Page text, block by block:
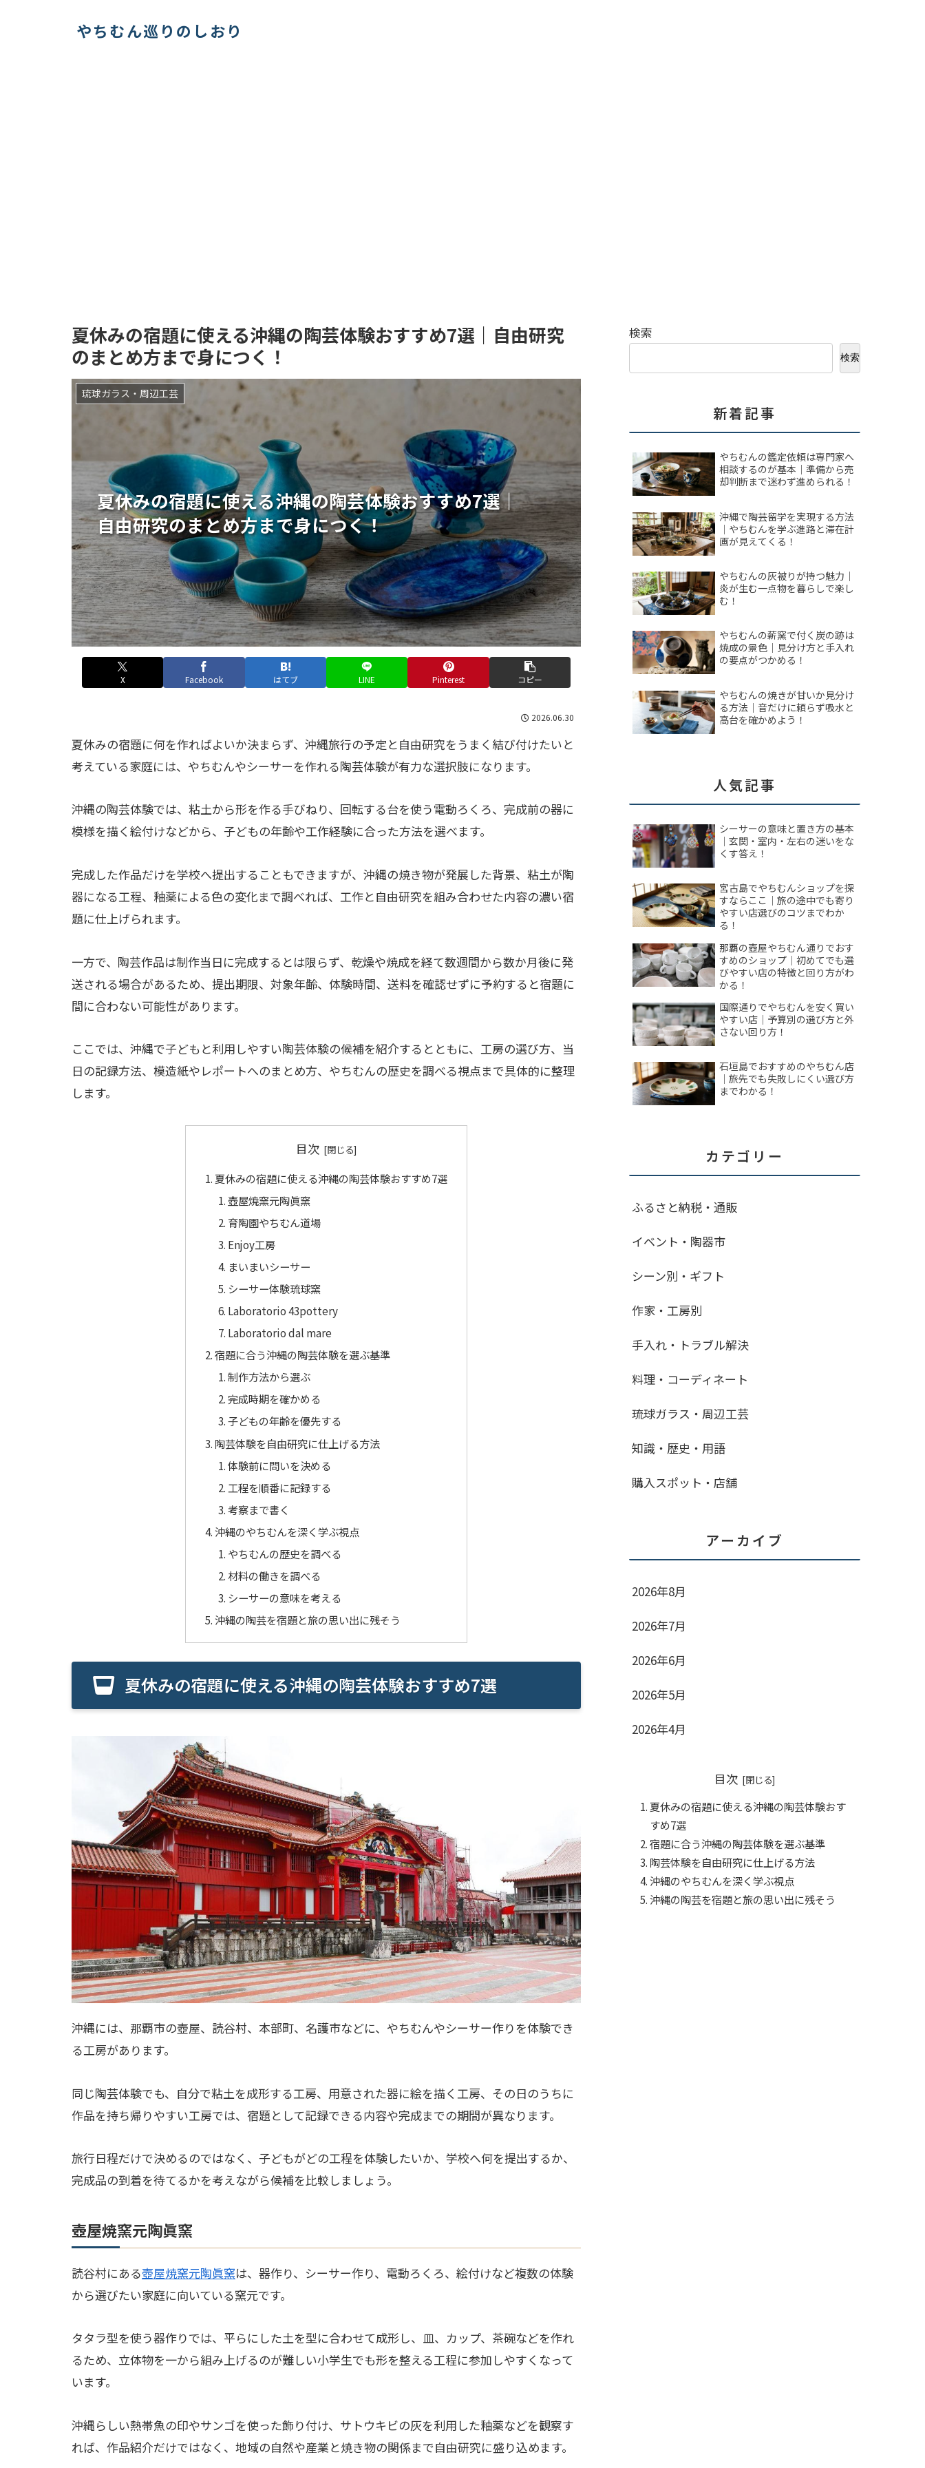
やちむん巡りのしおり
夏休みの宿題に使える沖縄の陶芸体験おすすめ7選｜自由研究
のまとめ方まで身につく！
夏休みの宿題に使える沖縄の陶芸体験おすすめ7選｜
自由研究のまとめ方まで身につく！
琉球ガラス・周辺工芸
X Facebook はてブ LINE Pinterest コピー
2026.06.30
夏休みの宿題に何を作ればよいか決まらず、沖縄旅行の予定と自由研究をうまく結び付けたいと
考えている家庭には、やちむんやシーサーを作れる陶芸体験が有力な選択肢になります。
沖縄の陶芸体験では、粘土から形を作る手びねり、回転する台を使う電動ろくろ、完成前の器に
模様を描く絵付けなどから、子どもの年齢や工作経験に合った方法を選べます。
完成した作品だけを学校へ提出することもできますが、沖縄の焼き物が発展した背景、粘土が陶
器になる工程、釉薬による色の変化まで調べれば、工作と自由研究を組み合わせた内容の濃い宿
題に仕上げられます。
一方で、陶芸作品は制作当日に完成するとは限らず、乾燥や焼成を経て数週間から数か月後に発
送される場合があるため、提出期限、対象年齢、体験時間、送料を確認せずに予約すると宿題に
間に合わない可能性があります。
ここでは、沖縄で子どもと利用しやすい陶芸体験の候補を紹介するとともに、工房の選び方、当
日の記録方法、模造紙やレポートへのまとめ方、やちむんの歴史を調べる視点まで具体的に整理
します。
目次
夏休みの宿題に使える沖縄の陶芸体験おすすめ7選
壺屋焼窯元陶眞窯
育陶園やちむん道場
Enjoy工房
まいまいシーサー
シーサー体験琉球窯
Laboratorio 43pottery
Laboratorio dal mare
宿題に合う沖縄の陶芸体験を選ぶ基準
制作方法から選ぶ
完成時期を確かめる
子どもの年齢を優先する
陶芸体験を自由研究に仕上げる方法
体験前に問いを決める
工程を順番に記録する
考察まで書く
沖縄のやちむんを深く学ぶ視点
やちむんの歴史を調べる
材料の働きを調べる
シーサーの意味を考える
沖縄の陶芸を宿題と旅の思い出に残そう
夏休みの宿題に使える沖縄の陶芸体験おすすめ7選
沖縄には、那覇市の壺屋、読谷村、本部町、名護市などに、やちむんやシーサー作りを体験でき
る工房があります。
同じ陶芸体験でも、自分で粘土を成形する工房、用意された器に絵を描く工房、その日のうちに
作品を持ち帰りやすい工房では、宿題として記録できる内容や完成までの期間が異なります。
旅行日程だけで決めるのではなく、子どもがどの工程を体験したいか、学校へ何を提出するか、
完成品の到着を待てるかを考えながら候補を比較しましょう。
壺屋焼窯元陶眞窯
読谷村にある壺屋焼窯元陶眞窯は、器作り、シーサー作り、電動ろくろ、絵付けなど複数の体験
から選びたい家庭に向いている窯元です。
タタラ型を使う器作りでは、平らにした土を型に合わせて成形し、皿、カップ、茶碗などを作れ
るため、立体物を一から組み上げるのが難しい小学生でも形を整える工程に参加しやすくなって
います。
沖縄らしい熱帯魚の印やサンゴを使った飾り付け、サトウキビの灰を利用した釉薬などを観察す
れば、作品紹介だけではなく、地域の自然や産業と焼き物の関係まで自由研究に盛り込めます。
検索
検索
新着記事
やちむんの鑑定依頼は専門家へ
相談するのが基本｜準備から売
却判断まで迷わず進められる！
沖縄で陶芸留学を実現する方法
｜やちむんを学ぶ進路と滞在計
画が見えてくる！
やちむんの灰被りが持つ魅力｜
炎が生む一点物を暮らしで楽し
む！
やちむんの薪窯で付く炭の跡は
焼成の景色｜見分け方と手入れ
の要点がつかめる！
やちむんの焼きが甘いか見分け
る方法｜音だけに頼らず吸水と
高台を確かめよう！
人気記事
シーサーの意味と置き方の基本
｜玄関・室内・左右の迷いをな
くす答え！
宮古島でやちむんショップを探
すならここ｜旅の途中でも寄り
やすい店選びのコツまでわか
る！
那覇の壺屋やちむん通りでおす
すめのショップ｜初めてでも選
びやすい店の特徴と回り方がわ
かる！
国際通りでやちむんを安く買い
やすい店｜予算別の選び方と外
さない回り方！
石垣島でおすすめのやちむん店
｜旅先でも失敗しにくい選び方
までわかる！
カテゴリー
ふるさと納税・通販
イベント・陶器市
シーン別・ギフト
作家・工房別
手入れ・トラブル解決
料理・コーディネート
琉球ガラス・周辺工芸
知識・歴史・用語
購入スポット・店舗
アーカイブ
2026年8月
2026年7月
2026年6月
2026年5月
2026年4月
目次
夏休みの宿題に使える沖縄の陶芸体験おす
すめ7選
宿題に合う沖縄の陶芸体験を選ぶ基準
陶芸体験を自由研究に仕上げる方法
沖縄のやちむんを深く学ぶ視点
沖縄の陶芸を宿題と旅の思い出に残そう